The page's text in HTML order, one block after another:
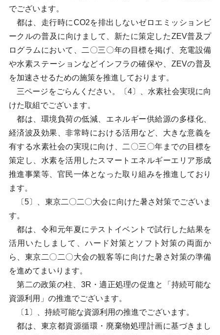
でございます。
都は、走行時にCO2を排出しないゼロエミッションビ
ークルの普及に向けまして、新たに策定したZEV普及プ
ログラムにおいて、二〇三〇年の目標を掲げ、充電設備
や水素ステーションなどインフラの確保や、ZEVの普及
を加速させるための施策を推進しております。
三ページをごらんください。〔4〕、水素社会実現に向
けた取組でございます。
都は、環境負荷の低減、エネルギー供給源の多様化、
経済波及効果、非常時における活用など、大きな意義を
有する水素社会の実現に向け、二〇三〇年までの目標を
策定し、水素を活用したスマートエネルギーエリア形成
推進事業等、官民一体となった取り組みを推進しており
ます。
〔5〕、東京二〇二〇大会に向けた暑さ対策でございま
す。
都は、令和元年夏にテストイベントで試行した結果を
活用いたしまして、ハード対策とソフト対策の両面か
ら、東京二〇二〇大会の観客等に向けた暑さ対策の準備
を進めてまいります。
第二の政策の柱、3R・適正処理の促進と「持続可能な
資源利用」の推進でございます。
〔1〕、持続可能な資源利用の推進でございます。
都は、東京都資源循環・廃棄物処理計画に基づきまし